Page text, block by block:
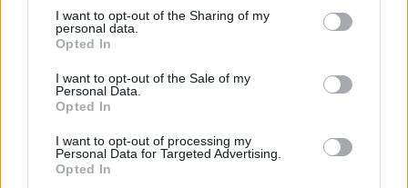
not limited to your visit or usage behaviour. You may click to
grant or deny consent to Google and its third-party tags to
use your data for below specified purposes in below Google
consent section.
I want to opt-out of the Sharing of my
personal data.
Opted In
I want to opt-out of the Sale of my
Personal Data.
Opted In
I want to opt-out of processing my
Personal Data for Targeted Advertising.
Opted In